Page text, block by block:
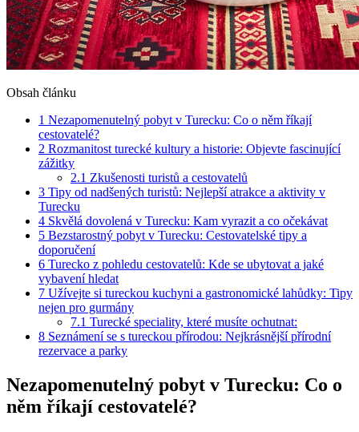
Obsah článku
1 Nezapomenutelný pobyt v Turecku: Co o něm říkají
cestovatelé?
2 Rozmanitost turecké kultury a historie: Objevte fascinující
zážitky
2.1 Zkušenosti turistů a cestovatelů
3 Tipy od nadšených turistů: Nejlepší atrakce a aktivity v
Turecku
4 Skvělá dovolená v Turecku: Kam vyrazit a co očekávat
5 Bezstarostný pobyt v Turecku: Cestovatelské tipy a
doporučení
6 Turecko z pohledu cestovatelů: Kde se ubytovat a jaké
vybavení hledat
7 Užívejte si tureckou kuchyni a gastronomické lahůdky: Tipy
nejen pro gurmány
7.1 Turecké speciality, které musíte ochutnat:
8 Seznámení se s tureckou přírodou: Nejkrásnější přírodní
rezervace a parky
Nezapomenutelný pobyt v Turecku: Co o
něm říkají cestovatelé?